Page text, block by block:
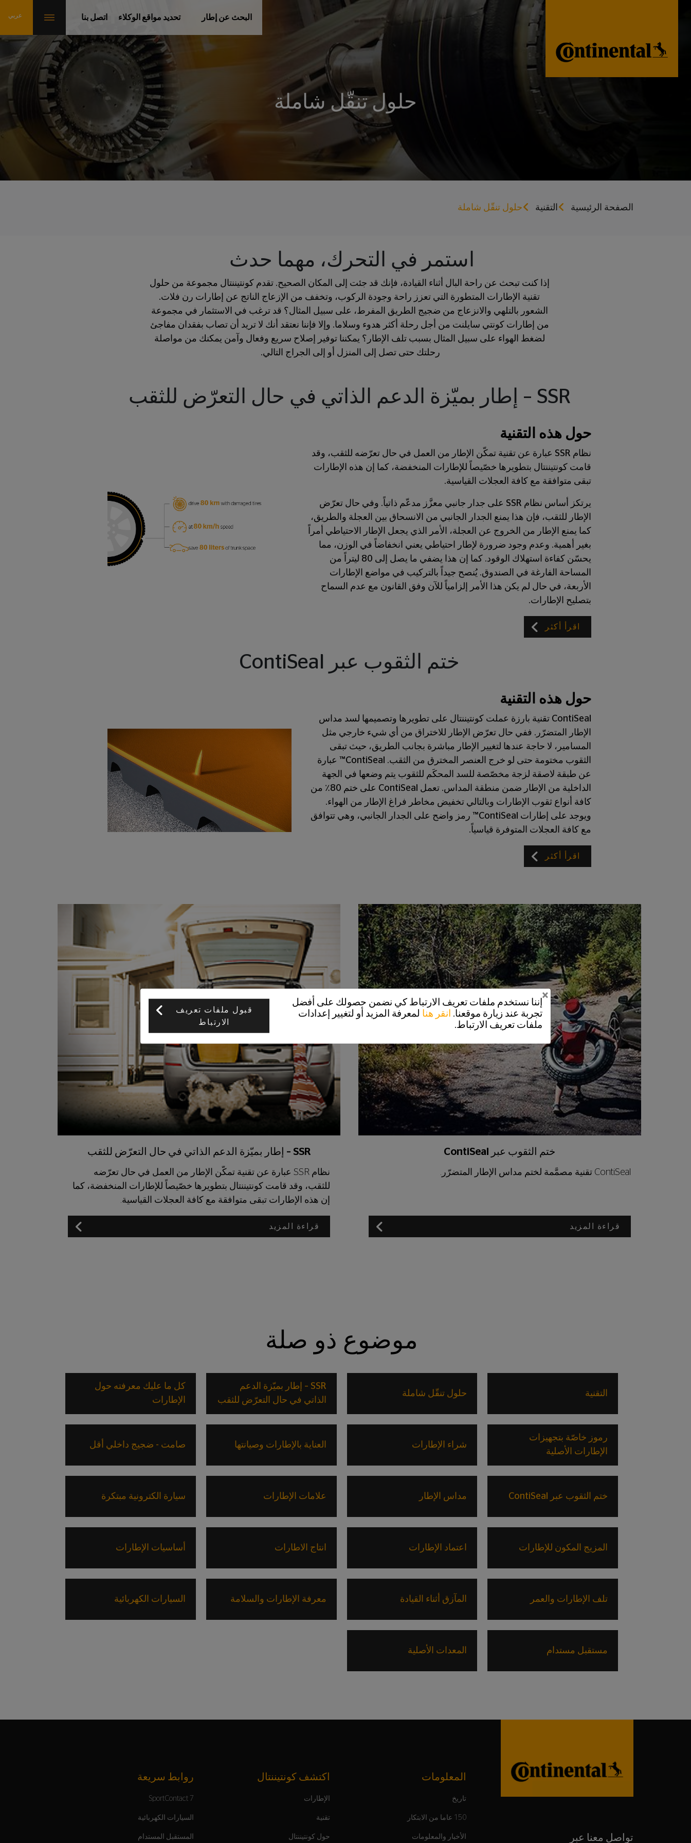
البحث عن إطار تحديد مواقع الوكلاء اتصل بنا
حلول تنقّل شاملة
الصفحة الرئيسية التقنية حلول تنقّل شاملة
استمر في التحرك، مهما حدث
إذا كنت تبحث عن راحة البال أثناء القيادة، فإنك قد جئت إلى المكان الصحيح. تقدم كونتيننتال مجموعة من حلول
تقنية الإطارات المتطورة التي تعزز راحة وجودة الركوب، وتخفف من الإزعاج الناتج عن إطارات رن فلات.
الشعور بالتلهي والانزعاج من ضجيج الطريق المفرط، على سبيل المثال؟ قد ترغب في الاستثمار في مجموعة
من إطارات كونتي سايلنت من أجل رحلة أكثر هدوء وسلاما. وإلا فإننا نعتقد أنك لا تريد أن تصاب بفقدان مفاجئ
لضغط الهواء على سبيل المثال بسبب تلف الإطار؟ يمكننا توفير إصلاح سريع وفعال وآمن يمكنك من مواصلة
رحلتك حتى تصل إلى المنزل أو إلى الجراج التالي.
SSR – إطار بميّزة الدعم الذاتي في حال التعرّض للثقب
حول هذه التقنية
نظام SSR عبارة عن تقنية تمكّن الإطار من العمل في حال تعرّضه للثقب، وقد
قامت كونتيننتال بتطويرها خصّيصاً للإطارات المنخفضة، كما إن هذه الإطارات
تبقى متوافقة مع كافة العجلات القياسية.
يرتكز أساس نظام SSR على جدار جانبي معزَّز مدعّم ذاتياً. وفي حال تعرّض
الإطار للثقب، فإن هذا يمنع الجدار الجانبي من الانسحاق بين العجلة والطريق،
كما يمنع الإطار من الخروج عن العجلة، الأمر الذي يجعل الإطار الاحتياطي أمراً
بغير أهمية. وعدم وجود ضرورة لإطار احتياطي يعني انخفاضاً في الوزن، مما
يحسّن كفاءة استهلاك الوقود. كما إن هذا يضفي ما يصل إلى 80 ليتراً من
المساحة الفارغة في الصندوق. يُنصح جيداً بالتركيب في مواضع الإطارات
الأربعة، في حال لم يكن هذا الأمر إلزامياً للآن وفق القانون مع عدم السماح
بتصليح الإطارات.
اقرأ أكثر
ختم الثقوب عبر ContiSeal
حول هذه التقنية
ContiSeal تقنية بارزة عملت كونتيننتال على تطويرها وتصميمها لسد مداس
الإطار المتضرّر. ففي حال تعرّض الإطار للاختراق من أي شيء خارجي مثل
المسامير، لا حاجة عندها لتغيير الإطار مباشرة بجانب الطريق، حيث تبقى
الثقوب مختومة حتى لو خرج العنصر المخترق من الثقب. ContiSeal™ عبارة
عن طبقة لاصقة لزجة مخصّصة للسد المحكَم للثقوب يتم وضعها في الجهة
الداخلية من الإطار ضمن منطقة المداس. تعمل ContiSeal على ختم 80٪ من
كافة أنواع ثقوب الإطارات وبالتالي تخفيض مخاطر فراغ الإطار من الهواء.
ويوجد على إطارات ContiSeal™ رمز واضح على الجدار الجانبي، وهي تتوافق
مع كافة العجلات المتوفرة قياسياً.
اقرأ أكثر
ختم الثقوب عبر ContiSeal
ContiSeal تقنية مصمَّمة لختم مداس الإطار المتضرّر.
قراءة المزيد
SSR – إطار بميّزة الدعم الذاتي في حال التعرّض للثقب
نظام SSR عبارة عن تقنية تمكّن الإطار من العمل في حال تعرّضه
للثقب، وقد قامت كونتيننتال بتطويرها خصّيصاً للإطارات المنخفضة، كما
إن هذه الإطارات تبقى متوافقة مع كافة العجلات القياسية.
قراءة المزيد
موضوع ذو صلة
التقنية حلول تنقّل شاملة
SSR – إطار بميّزة الدعم
الذاتي في حال التعرّض للثقب
كل ما عليك معرفته حول
الإطارات
رموز خاصّة بتجهيزات
الإطارات الأصلية
شراء الإطارات العناية بالإطارات وصيانتها صامت - ضجيج داخلي أقل
ختم الثقوب عبر ContiSeal مداس الإطار علامات الإطارات سيارة الكترونية مبتكرة
المزيج المكون للإطارات اعتماد الإطارات انتاج الاطارات أساسيات الإطارات
تلف الإطارات والعمر المآزق أثناء القيادة معرفة الإطارات والسلامة السيارات الكهربائية
مستقبل مستدام المعدات الأصلية
تواصل معنا عبر
المعلومات
تاريخ
150 عاما من الابتكار
الأخبار والمعلومات
اكتشف كونتيننتال
الإطارات
تقنية
حول كونتيننتال
روابط سريعة
SportContact 7
السيارات الكهربائية
المستقبل المستدام
إننا نستخدم ملفات تعريف الارتباط كي نضمن حصولك على أفضل
تجربة عند زيارة موقعنا. انقر هنا لمعرفة المزيد أو لتغيير إعدادات
ملفات تعريف الارتباط.
قبول ملفات تعريف
الارتباط
×